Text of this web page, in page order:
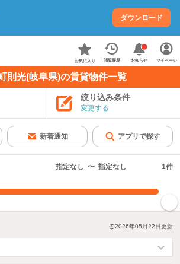
ダウンロード
お気に入り 閲覧履歴 お知らせ マイページ
則光(岐阜県)の賃貸物件一覧
絞り込み条件
変更する
新着通知 アプリで探す
指定なし 〜 指定なし 1件
2026年05月22日更新